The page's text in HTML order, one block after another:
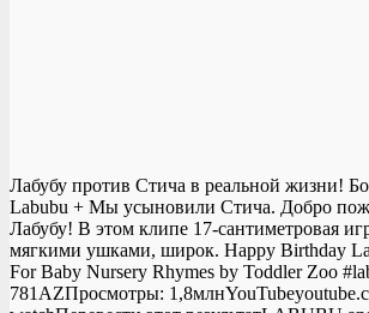
Лабубу против Стича в реальной жизни!
Labubu + Мы усыновили Стича. Добро
Лабубу! В этом клипе 17-сантиметровая
мягкими ушками, широк. Happy Birthday
For Baby Nursery Rhymes by Toddler Zoo
781AZПросмотры: